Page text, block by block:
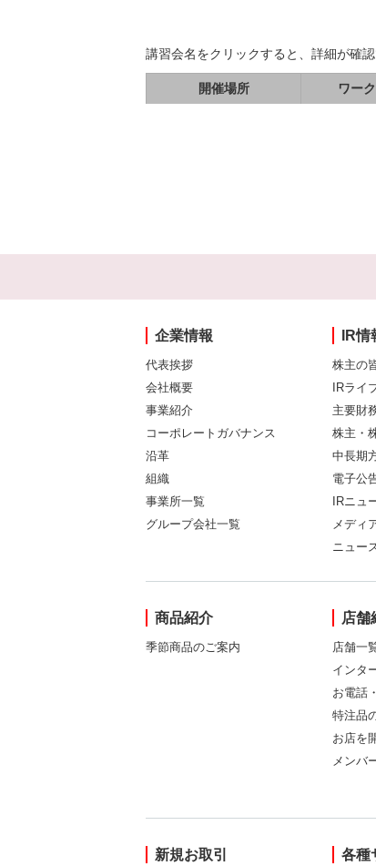
講習会名をクリックすると、詳細が確
開催場所 ワー
企業情報
代表挨拶
会社概要
事業紹介
コーポレートガバナンス
沿革
組織
事業所一覧
グループ会社一覧
IR情
株主の
IRライ
主要財
株主・
中長期
電子公
IRニュ
メディ
ニュー
商品紹介
季節商品のご案内
店舗
店舗一
インタ
お電話
特注品
お店を
メンバ
新規お取引 各種